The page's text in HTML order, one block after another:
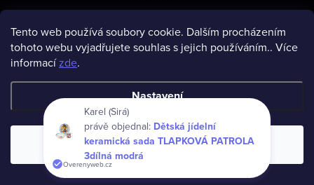
Tento web používá soubory cookie. Dalším procházením
tohoto webu vyjadřujete souhlas s jejich používáním.. Více
informacízde.
Nastavení
Souhlasím
Copyright 2026www.vseprodeti.eu. Všechna práva vyhrazena.
Karel (Sirá)
právě objednal: Dětská jídelní
keramická sada TLAPKOVÁ PATROLA
3dílná modrá
Overenyweb.cz